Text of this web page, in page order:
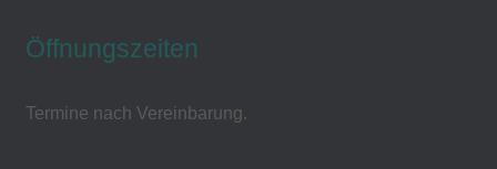
Öffnungszeiten
Termine nach Vereinbarung.